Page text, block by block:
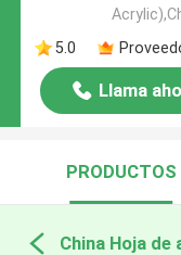
5.0
Llama
PRODUCTOS
China Hoja